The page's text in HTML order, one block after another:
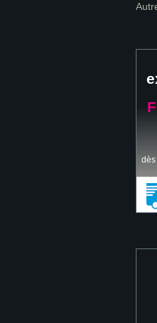
dès